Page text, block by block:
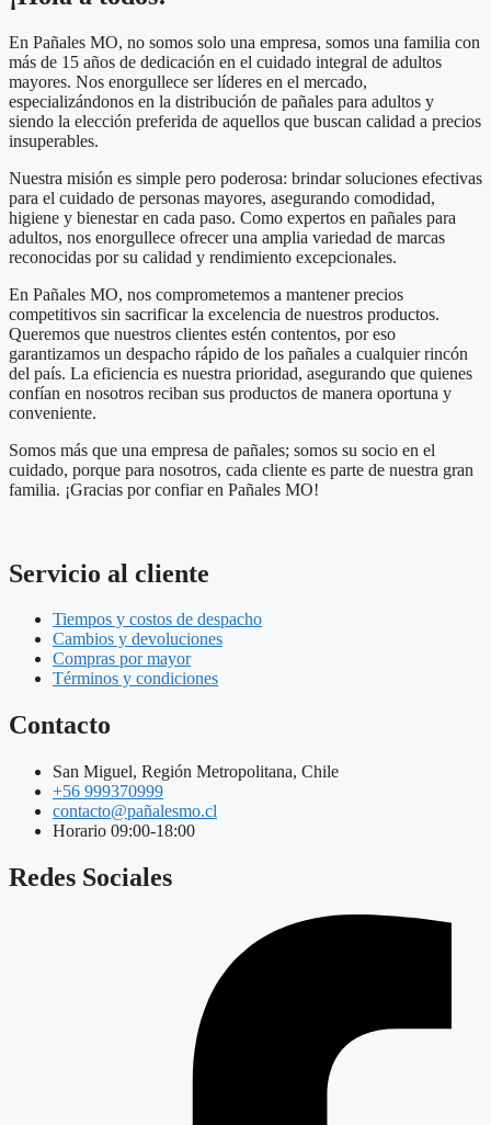
En Pañales MO, no somos solo una empresa, somos una familia con
más de 15 años de dedicación en el cuidado integral de adultos
mayores. Nos enorgullece ser líderes en el mercado,
especializándonos en la distribución de pañales para adultos y
siendo la elección preferida de aquellos que buscan calidad a precios
insuperables.
Nuestra misión es simple pero poderosa: brindar soluciones efectivas
para el cuidado de personas mayores, asegurando comodidad,
higiene y bienestar en cada paso. Como expertos en pañales para
adultos, nos enorgullece ofrecer una amplia variedad de marcas
reconocidas por su calidad y rendimiento excepcionales.
En Pañales MO, nos comprometemos a mantener precios
competitivos sin sacrificar la excelencia de nuestros productos.
Queremos que nuestros clientes estén contentos, por eso
garantizamos un despacho rápido de los pañales a cualquier rincón
del país. La eficiencia es nuestra prioridad, asegurando que quienes
confían en nosotros reciban sus productos de manera oportuna y
conveniente.
Somos más que una empresa de pañales; somos su socio en el
cuidado, porque para nosotros, cada cliente es parte de nuestra gran
familia. ¡Gracias por confiar en Pañales MO!
Servicio al cliente
Tiempos y costos de despacho
Cambios y devoluciones
Compras por mayor
Términos y condiciones
Contacto
San Miguel, Región Metropolitana, Chile
+56 999370999
contacto@pañalesmo.cl
Horario 09:00-18:00
Redes Sociales